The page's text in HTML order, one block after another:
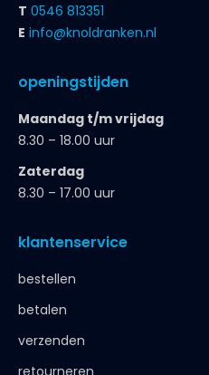
T 0546 813351
E info@knoldranken.nl
openingstijden
Maandag t/m vrijdag
8.30 – 18.00 uur
Zaterdag
8.30 – 17.00 uur
klantenservice
bestellen
betalen
verzenden
retourneren